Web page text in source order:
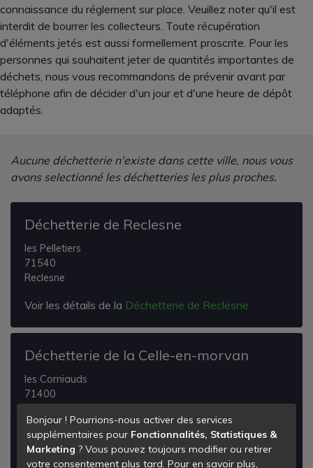
connaissance du réglement sur place. Veuillez noter qu'il est
interdit de bourrer les collecteurs. Toute récupération
d'éléments jetés est aussi formellement proscrite. Pour les
personnes qui souhaitent jeter de quantités importantes de
déchets, nous vous recommandons de prévenir avant par
téléphone afin de décider d'un jour et d'une heure de dépôt
adaptés.
Aucune déchetterie n'existe dans cette ville, nous vous
avons selectionné les déchetteries les plus proches.
Déchetterie de Reclesne
les Pelletiers
71540
Reclesne
Voir les détails de la Déchetterie de Reclesne
Déchetterie de la Celle-en-morvan
les Corniauds
71400
Voir les détails de laDéchetterie de la Celle-en-
morvan
Bonjour ! Pourrions-nous activer des services
supplémentaires pour Fonctionnalités, Statistiques &
Marketing ? Vous pouvez toujours modifier ou retirer
votre consentement plus tard. Pour en savoir plus,